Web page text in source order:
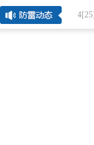
2026-08-04[ 25]